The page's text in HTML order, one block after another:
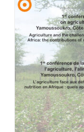
Achat en ligne
Panier WooCommerce